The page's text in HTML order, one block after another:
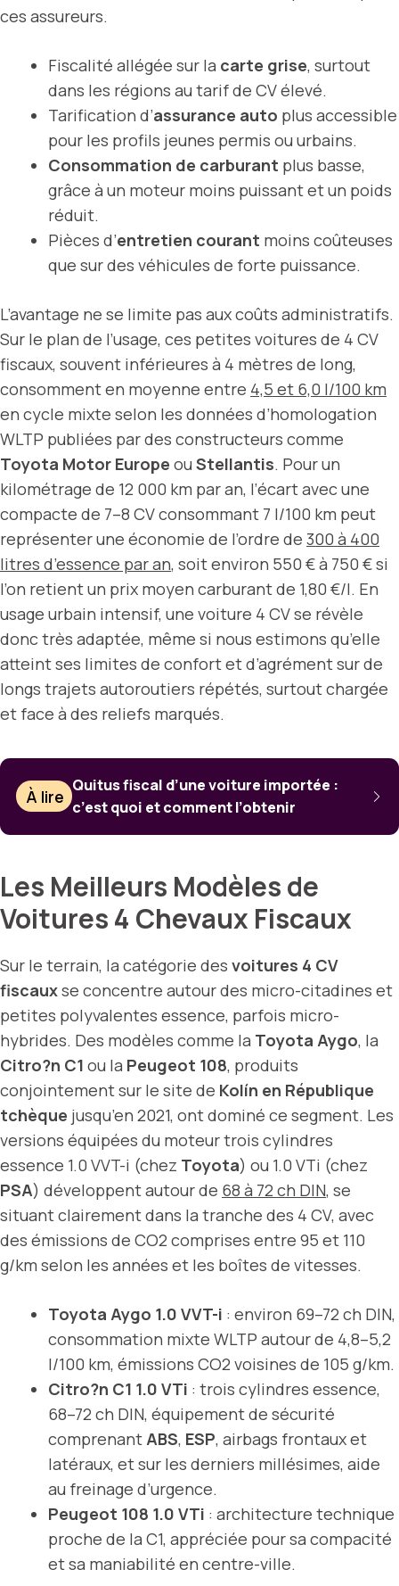
ces assureurs.
Fiscalité allégée sur la carte grise, surtout
dans les régions au tarif de CV élevé.
Tarification d’assurance auto plus accessible
pour les profils jeunes permis ou urbains.
Consommation de carburant plus basse,
grâce à un moteur moins puissant et un poids
réduit.
Pièces d’entretien courant moins coûteuses
que sur des véhicules de forte puissance.
L’avantage ne se limite pas aux coûts administratifs.
Sur le plan de l’usage, ces petites voitures de 4 CV
fiscaux, souvent inférieures à 4 mètres de long,
consomment en moyenne entre 4,5 et 6,0 l/100 km
en cycle mixte selon les données d’homologation
WLTP publiées par des constructeurs comme
Toyota Motor Europe ou Stellantis. Pour un
kilométrage de 12 000 km par an, l’écart avec une
compacte de 7–8 CV consommant 7 l/100 km peut
représenter une économie de l’ordre de 300 à 400
litres d’essence par an, soit environ 550 € à 750 € si
l’on retient un prix moyen carburant de 1,80 €/l. En
usage urbain intensif, une voiture 4 CV se révèle
donc très adaptée, même si nous estimons qu’elle
atteint ses limites de confort et d’agrément sur de
longs trajets autoroutiers répétés, surtout chargée
et face à des reliefs marqués.
À lire
Quitus fiscal d’une voiture importée :
c’est quoi et comment l’obtenir
Les Meilleurs Modèles de
Voitures 4 Chevaux Fiscaux
Sur le terrain, la catégorie des voitures 4 CV
fiscauxse concentre autour des micro-citadines et
petites polyvalentes essence, parfois micro-
hybrides. Des modèles comme la Toyota Aygo, la
Citro?n C1 ou la Peugeot 108, produits
conjointement sur le site de Kolín en République
tchèque jusqu’en 2021, ont dominé ce segment. Les
versions équipées du moteur trois cylindres
essence 1.0 VVT-i (chez Toyota) ou 1.0 VTi (chez
PSA) développent autour de 68 à 72 ch DIN, se
situant clairement dans la tranche des 4 CV, avec
des émissions de CO2 comprises entre 95 et 110
g/km selon les années et les boîtes de vitesses.
Toyota Aygo 1.0 VVT-i : environ 69–72 ch DIN,
consommation mixte WLTP autour de 4,8–5,2
l/100 km, émissions CO2 voisines de 105 g/km.
Citro?n C1 1.0 VTi : trois cylindres essence,
68–72 ch DIN, équipement de sécurité
comprenant ABS, ESP, airbags frontaux et
latéraux, et sur les derniers millésimes, aide
au freinage d’urgence.
Peugeot 108 1.0 VTi : architecture technique
proche de la C1, appréciée pour sa compacité
et sa maniabilité en centre-ville.